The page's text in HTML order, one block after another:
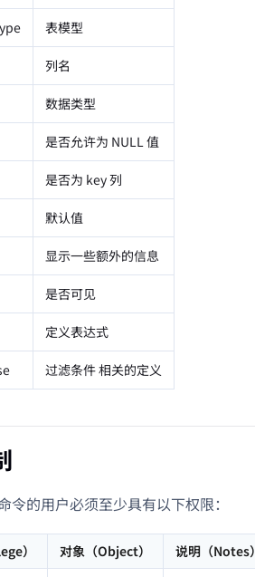
表模型
列名
数据类型
是否允许为 NULL 值
是否为 key 列
默认值
显示一些额外的信息
是否可见
定义表达式
过滤条件 相关的定义
令的用户必须至少具有以下权限：
） 对象（Object）
说明（Notes）